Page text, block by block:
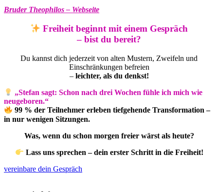
Bruder Theophilos – Webseite
Freiheit beginnt mit einem Gespräch
– bist du bereit?
Du kannst dich jederzeit von alten Mustern, Zweifeln und
Einschränkungen befreien
– leichter, als du denkst!
„Stefan sagt: Schon nach drei Wochen fühle ich mich wie
neugeboren.“
99 % der Teilnehmer erleben tiefgehende Transformation –
in nur wenigen Sitzungen.
Was, wenn du schon morgen freier wärst als heute?
Lass uns sprechen – dein erster Schritt in die Freiheit!
vereinbare dein Gespräch